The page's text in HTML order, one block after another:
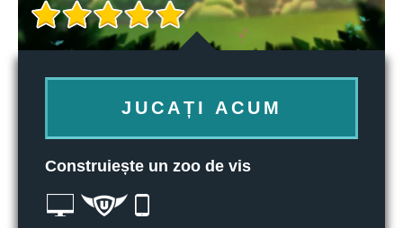
JUCAȚI ACUM
Construiește un zoo de vis